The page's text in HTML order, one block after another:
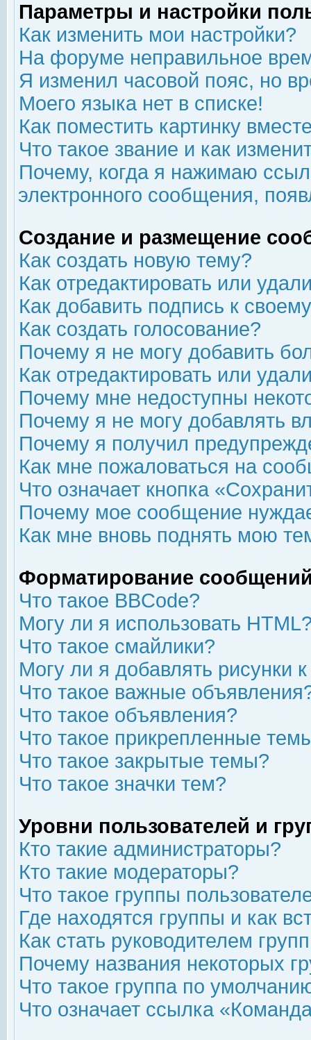
Параметры и настройки
Как изменить мои настройки?
На форуме неправильное
Я изменил часовой пояс, но
Моего языка нет в списке!
Как поместить картинку
Что такое звание и как
Почему, когда я нажимаю
электронного сообщения,
Создание и размещение
Как создать новую тему?
Как отредактировать или
Как добавить подпись к
Как создать голосование?
Почему я не могу добавить
Как отредактировать или
Почему мне недоступны
Почему я не могу добавлять
Почему я получил
Как мне пожаловаться на
Что означает кнопка
Почему мое сообщение
Как мне вновь поднять мою
Форматирование
Что такое BBCode?
Могу ли я использовать
Что такое смайлики?
Могу ли я добавлять рисунки
Что такое важные
Что такое объявления?
Что такое прикрепленные
Что такое закрытые темы?
Что такое значки тем?
Уровни пользователей и
Кто такие администраторы?
Кто такие модераторы?
Что такое группы
Где находятся группы и как
Как стать руководителем
Почему названия некоторых
Что такое группа по
Что означает ссылка